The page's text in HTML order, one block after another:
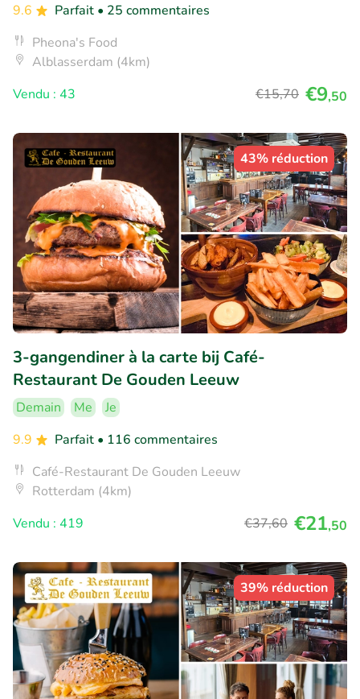
9.6
Parfait • 25 commentaires
Pheona's Food
Alblasserdam (4km)
Vendu : 43
€15,70 €9,50
43% réduction
3-gangendiner à la carte bij Café-
Restaurant De Gouden Leeuw
Demain Me
Je
9.9
Parfait • 116 commentaires
Café-Restaurant De Gouden Leeuw
Rotterdam (4km)
Vendu : 419
€37,60 €21,50
39% réduction